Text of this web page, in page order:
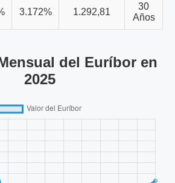
3.172% 1.292,81
30
Años
del Euríbor en
2025